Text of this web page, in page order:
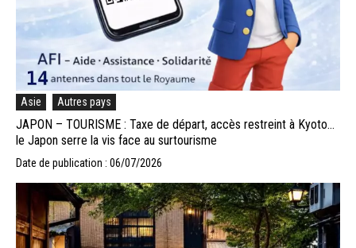
Asie Autres pays
JAPON – TOURISME : Taxe de départ, accès restreint à Kyoto…
le Japon serre la vis face au surtourisme
Date de publication : 06/07/2026